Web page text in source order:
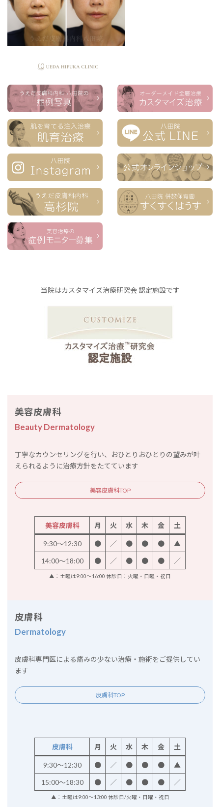
当院はカスタマイズ治療研究会 認定施設です
美容皮膚科
Beauty Dermatology
丁寧なカウンセリングを行い、おひとりおひとりの望みが叶
えられるように治療方針をたてています
美容皮膚科TOP
美容皮膚科 月 火 水 木 金 土
9:30～12:30 ● ／ ● ● ● ▲
14:00～18:00 ● ／ ● ● ● ／
▲：土曜は9:00～16:00 休診日：火曜・日曜・祝日
皮膚科
Dermatology
皮膚科専門医による痛みの少ない治療・施術をご提供してい
ます
皮膚科TOP
皮膚科 月 火 水 木 金 土
9:30～12:30 ● ／ ● ● ● ▲
15:00～18:30 ● ／ ● ● ● ／
▲：土曜は9:00～13:00 休診日/火曜・日曜・祝日